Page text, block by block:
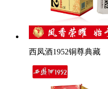
西凤酒1952铜尊典藏